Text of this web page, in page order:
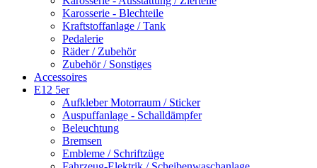
Karosserie - Blechteile
Kraftstoffanlage / Tank
Pedalerie
Räder / Zubehör
Zubehör / Sonstiges
Accessoires
E12 5er
Aufkleber Motorraum / Sticker
Auspuffanlage - Schalldämpfer
Beleuchtung
Bremsen
Embleme / Schriftzüge